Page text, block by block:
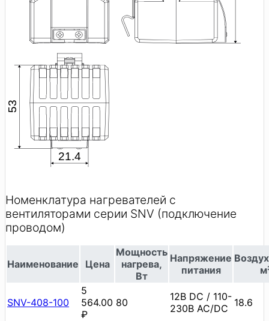
Номенклатура нагревателей с
вентиляторами серии SNV (подключение
проводом)
Наименование Цена
Мощность
нагрева,
Вт
Напряжение
питания
SNV-408-100
5
564.00
₽
80
12В DC / 110-
230В AC/DC 18.6